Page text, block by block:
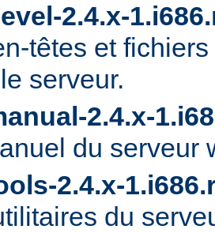
2.4.x-
têtes et
serveur.
2.4.x-
du serveur
2.4.x-
du